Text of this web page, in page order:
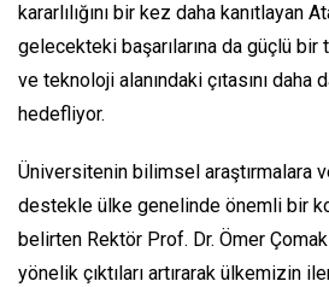
kararlılığını bir kez daha kanıtlayan
gelecekteki başarılarına da güçlü
ve teknoloji alanındaki çıtasını daha
hedefliyor.
Üniversitenin bilimsel araştırmalara
destekle ülke genelinde önemli bir
belirten Rektör Prof. Dr. Ömer
yönelik çıktıları artırarak ülkemizin